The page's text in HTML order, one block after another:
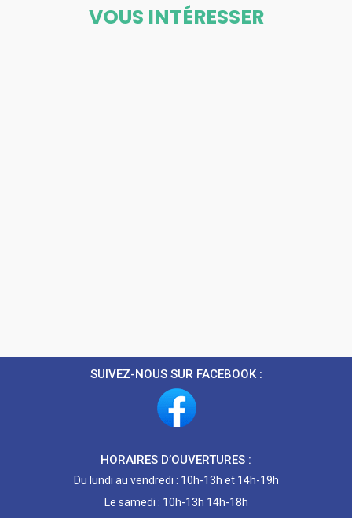
VOUS INTÉRESSER
SUIVEZ-NOUS SUR FACEBOOK :
HORAIRES D’OUVERTURES :
Du lundi au vendredi : 10h-13h et 14h-19h
Le samedi : 10h-13h 14h-18h